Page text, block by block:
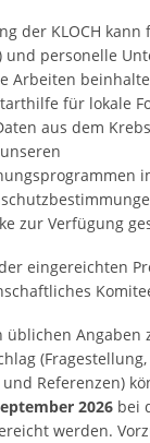
der KLOCH kann
und personelle
Arbeiten
für lokale
aus dem
zur Verfügung
eingereichten
üblichen Angaben
Referenzen)
2026 bei
werden.